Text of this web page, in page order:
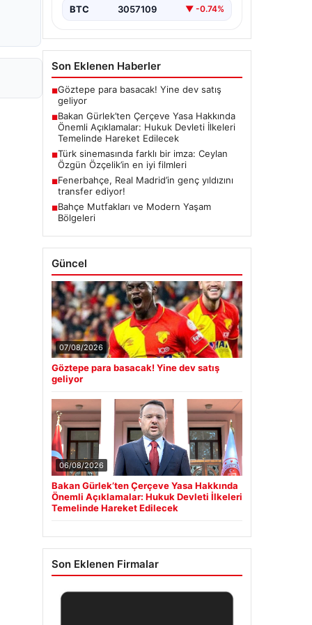
yürürlüğe girmesiyle…
BTC 3057109 ▼ -0.74%
Son Eklenen Haberler
■Göztepe para basacak! Yine dev satış
geliyor
■Bakan Gürlek’ten Çerçeve Yasa Hakkında
Önemli Açıklamalar: Hukuk Devleti İlkeleri
Temelinde Hareket Edilecek
■Türk sinemasında farklı bir imza: Ceylan
Özgün Özçelik’in en iyi filmleri
■Fenerbahçe, Real Madrid’in genç yıldızını
transfer ediyor!
■Bahçe Mutfakları ve Modern Yaşam
Bölgeleri
Güncel
07/08/2026
Göztepe para basacak! Yine dev satış
geliyor
06/08/2026
Bakan Gürlek’ten Çerçeve Yasa Hakkında
Önemli Açıklamalar: Hukuk Devleti İlkeleri
Temelinde Hareket Edilecek
Son Eklenen Firmalar